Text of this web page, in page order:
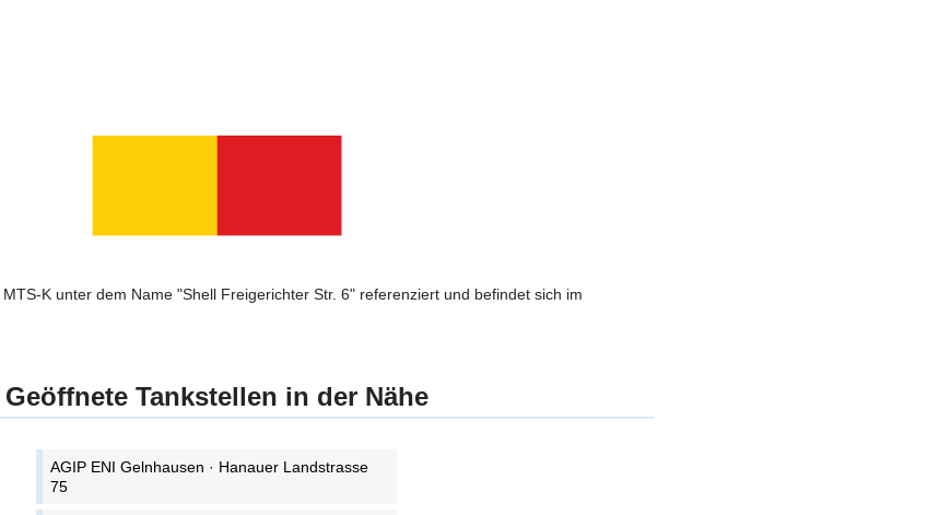
K unter dem Name "Shell Freigerichter Str. 6" referenziert und befindet sich im
Geöffnete Tankstellen in der Nähe
AGIP ENI Gelnhausen · Hanauer Landstrasse
75